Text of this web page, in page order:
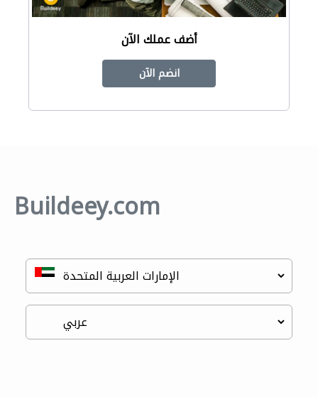
أضف عملك الآن
انضم الآن
Buildeey.com